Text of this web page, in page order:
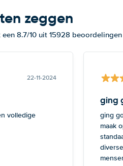
zeggen
8.7/10 uit 15928 beoordelingen
22-11-2024
volledige
ging
ging
maak